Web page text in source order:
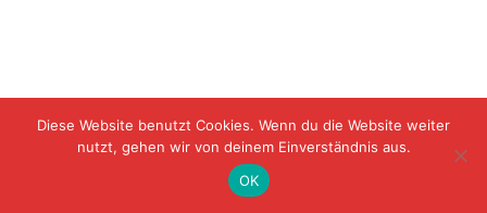
Freiwillige Feuerwehr Windeck Mit Stolz präsentiert von
undBam
Diese Website benutzt Cookies. Wenn du die Website weiter
nutzt, gehen wir von deinem Einverständnis aus.
OK